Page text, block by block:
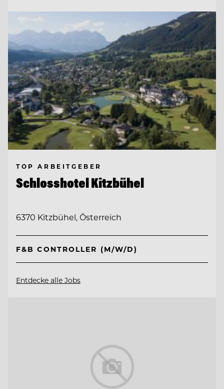
TOP ARBEITGEBER
Schlosshotel Kitzbühel
6370 Kitzbühel, Österreich
F&B CONTROLLER (M/W/D)
Entdecke alle Jobs